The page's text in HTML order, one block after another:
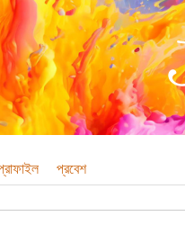
প্রবেশ